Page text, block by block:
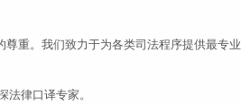
重。我们致力于为各类司法程序提供最专
律口译专家。